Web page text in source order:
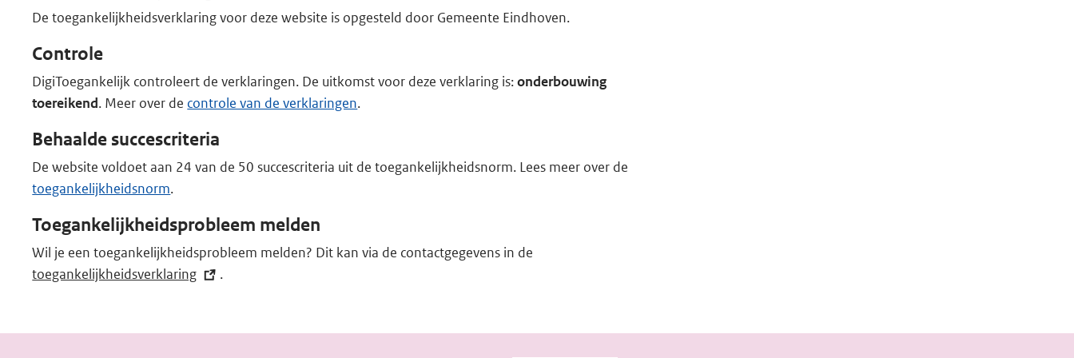
De toegankelijkheidsverklaring voor deze website is opgesteld door Gemeente Eindhoven.
Controle
DigiToegankelijk controleert de verklaringen. De uitkomst voor deze verklaring is:onderbouwing
toereikend. Meer over de controle van de verklaringen.
Behaalde succescriteria
De website voldoet aan 24 van de 50 succescriteria uit de toegankelijkheidsnorm. Lees meer over de
toegankelijkheidsnorm.
Toegankelijkheidsprobleem melden
Wil je een toegankelijkheidsprobleem melden? Dit kan via de contactgegevens in de
toegankelijkheidsverklaring (externe
.